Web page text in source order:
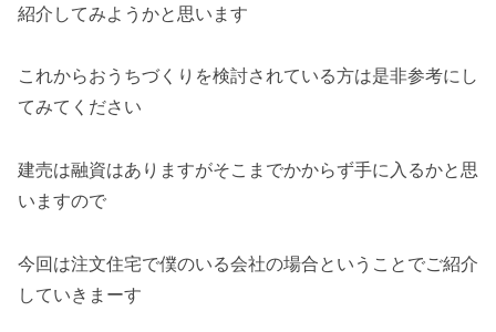
紹介してみようかと思います
これからおうちづくりを検討されている方は是非参考にし
てみてください
建売は融資はありますがそこまでかからず手に入るかと思
いますので
今回は注文住宅で僕のいる会社の場合ということでご紹介
していきまーす